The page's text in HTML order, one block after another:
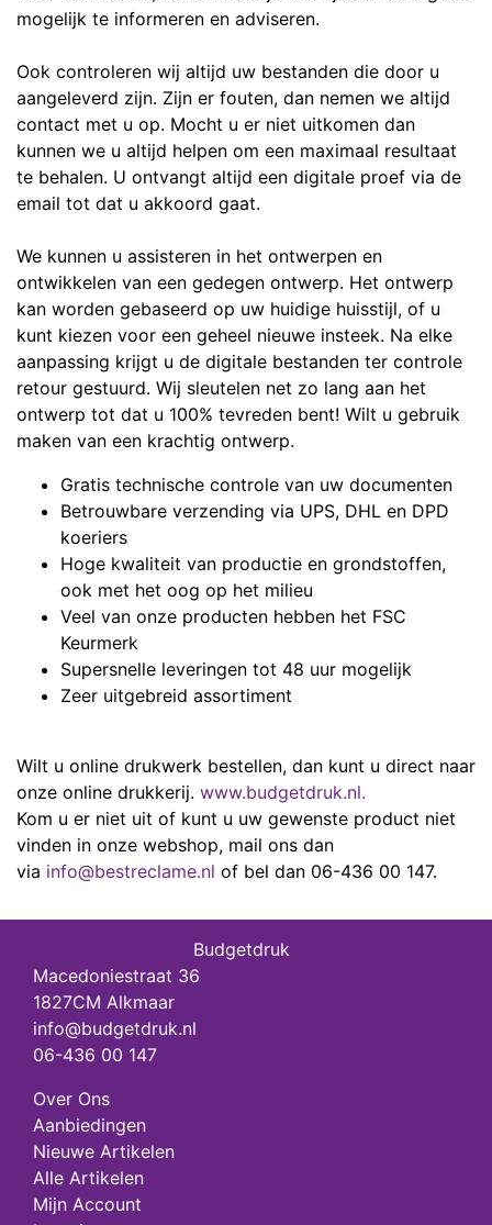
mogelijk te informeren en adviseren.
Ook controleren wij altijd uw bestanden die door u
aangeleverd zijn. Zijn er fouten, dan nemen we altijd
contact met u op. Mocht u er niet uitkomen dan
kunnen we u altijd helpen om een maximaal resultaat
te behalen. U ontvangt altijd een digitale proef via de
email tot dat u akkoord gaat.
We kunnen u assisteren in het ontwerpen en
ontwikkelen van een gedegen ontwerp. Het ontwerp
kan worden gebaseerd op uw huidige huisstijl, of u
kunt kiezen voor een geheel nieuwe insteek. Na elke
aanpassing krijgt u de digitale bestanden ter controle
retour gestuurd. Wij sleutelen net zo lang aan het
ontwerp tot dat u 100% tevreden bent! Wilt u gebruik
maken van een krachtig ontwerp.
Gratis technische controle van uw documenten
Betrouwbare verzending via UPS, DHL en DPD
koeriers
Hoge kwaliteit van productie en grondstoffen,
ook met het oog op het milieu
Veel van onze producten hebben het FSC
Keurmerk
Supersnelle leveringen tot 48 uur mogelijk
Zeer uitgebreid assortiment
Wilt u online drukwerk bestellen, dan kunt u direct naar
onze online drukkerij. www.budgetdruk.nl.
Kom u er niet uit of kunt u uw gewenste product niet
vinden in onze webshop, mail ons dan
via info@bestreclame.nl of bel dan 06-436 00 147.
Budgetdruk
Macedoniestraat 36
1827CM Alkmaar
info@budgetdruk.nl
06-436 00 147
Over Ons
Aanbiedingen
Nieuwe Artikelen
Alle Artikelen
Mijn Account